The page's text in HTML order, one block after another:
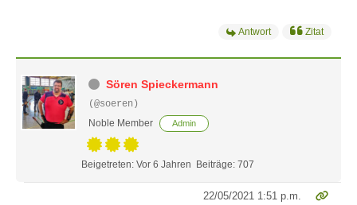
Antwort Zitat
Sören Spieckermann
(@soeren)
Noble Member
Admin
Beigetreten: Vor 6 Jahren Beiträge: 707
22/05/2021 1:51 p.m.